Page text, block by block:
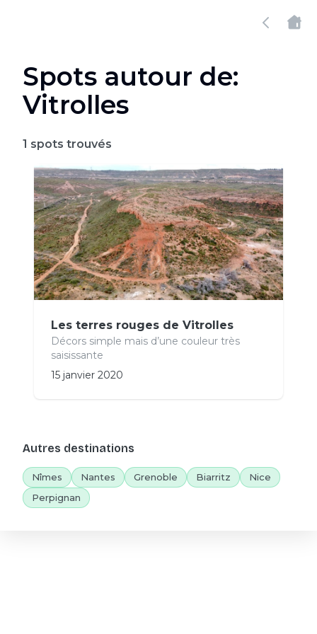
Spots autour de:
Vitrolles
1 spots trouvés
Les terres rouges de Vitrolles
Décors simple mais d’une couleur très
saisissante
15 janvier 2020
Autres destinations
Nîmes Nantes Grenoble Biarritz
Nice
Perpignan